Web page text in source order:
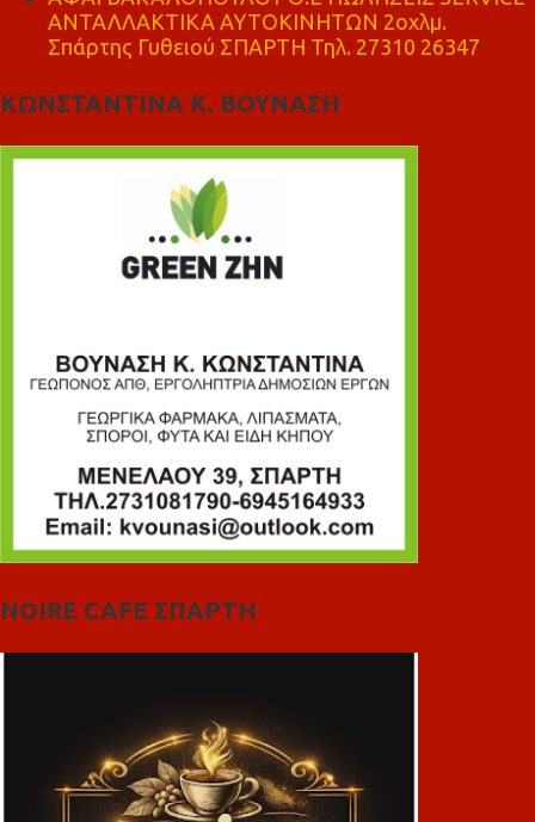
ΑΝΤΑΛΛΑΚΤΙΚΑ ΑΥΤΟΚΙΝΗΤΩΝ 2οχλμ.
Σπάρτης Γυθειού ΣΠΑΡΤΗ Τηλ. 27310 26347
ΚΩΝΣΤΑΝΤΙΝΑ Κ. ΒΟΥΝΑΣΗ
NOIRE CAFE ΣΠΑΡΤΗ